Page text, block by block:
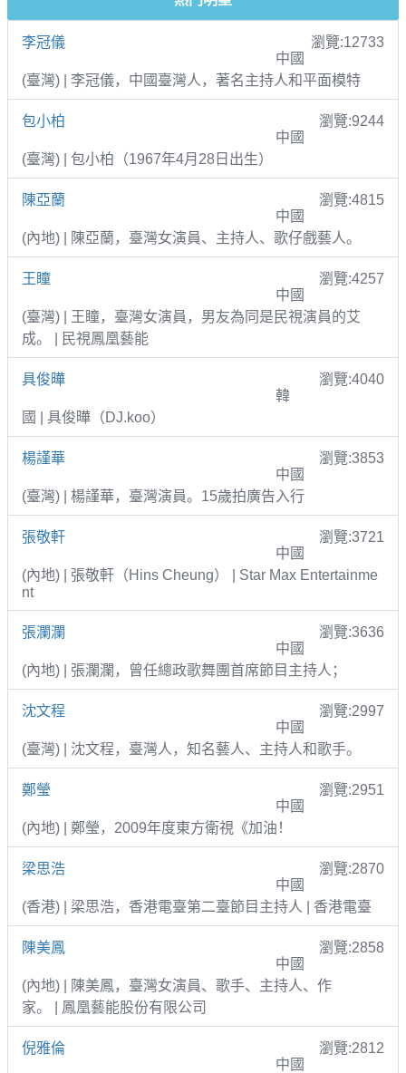
李冠儀
瀏覽:12733
中國
(臺灣) | 李冠儀，中國臺灣人，著名主持人和平面模特
包小柏
瀏覽:9244
中國
(臺灣) | 包小柏（1967年4月28日出生）
陳亞蘭
瀏覽:4815
中國
(內地) | 陳亞蘭，臺灣女演員、主持人、歌仔戲藝人。
王瞳
瀏覽:4257
中國
(臺灣) | 王瞳，臺灣女演員，男友為同是民視演員的艾
成。 | 民視鳳凰藝能
具俊曄
瀏覽:4040
韓
國 | 具俊曄（DJ.koo）
楊謹華
瀏覽:3853
中國
(臺灣) | 楊謹華，臺灣演員。15歲拍廣告入行
張敬軒
瀏覽:3721
中國
(內地) | 張敬軒（Hins Cheung） | Star Max Entertainme
nt
張瀾瀾
瀏覽:3636
中國
(內地) | 張瀾瀾，曾任總政歌舞團首席節目主持人；
沈文程
瀏覽:2997
中國
(臺灣) | 沈文程，臺灣人，知名藝人、主持人和歌手。
鄭瑩
瀏覽:2951
中國
(內地) | 鄭瑩，2009年度東方衛視《加油！
梁思浩
瀏覽:2870
中國
(香港) | 梁思浩，香港電臺第二臺節目主持人 | 香港電臺
陳美鳳
瀏覽:2858
中國
(內地) | 陳美鳳，臺灣女演員、歌手、主持人、作
家。 | 鳳凰藝能股份有限公司
倪雅倫
瀏覽:2812
中國